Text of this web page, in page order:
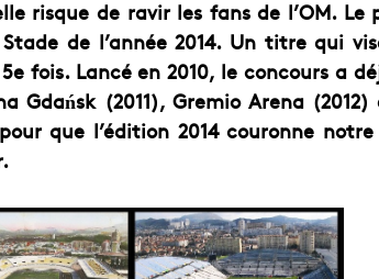
risque de ravir les fans de l’OM. Le
de l’année 2014. Un titre qui
fois. Lancé en 2010, le concours a
Gdańsk (2011), Gremio Arena
que l’édition 2014 couronne